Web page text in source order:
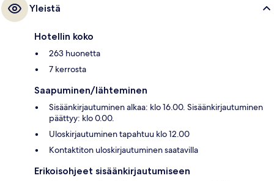
Yleistä
Hotellin koko
263 huonetta
7 kerrosta
Saapuminen/lähteminen
Sisäänkirjautuminen alkaa: klo 16.00. Sisäänkirjautuminen
päättyy: klo 0.00.
Uloskirjautuminen tapahtuu klo 12.00
Kontaktiton uloskirjautuminen saatavilla
Erikoisohjeet sisäänkirjautumiseen